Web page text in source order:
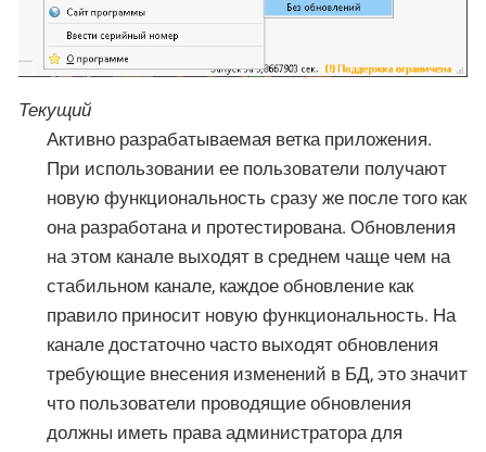
Текущий
Активно разрабатываемая ветка приложения.
При использовании ее пользователи получают
новую функциональность сразу же после того как
она разработана и протестирована. Обновления
на этом канале выходят в среднем чаще чем на
стабильном канале, каждое обновление как
правило приносит новую функциональность. На
канале достаточно часто выходят обновления
требующие внесения изменений в БД, это значит
что пользователи проводящие обновления
должны иметь права администратора для